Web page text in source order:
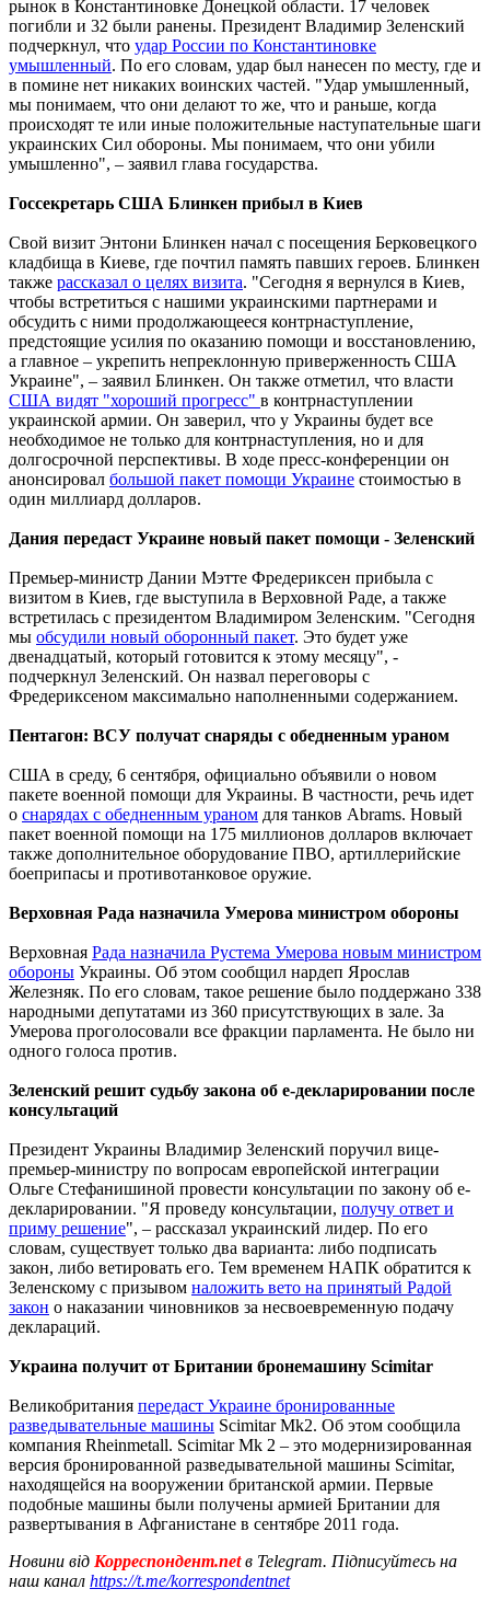
рынок в Константиновке Донецкой области. 17 человек
погибли и 32 были ранены. Президент Владимир Зеленский
подчеркнул, что удар России по Константиновке
умышленный. По его словам, удар был нанесен по месту, где и
в помине нет никаких воинских частей. "Удар умышленный,
мы понимаем, что они делают то же, что и раньше, когда
происходят те или иные положительные наступательные шаги
украинских Сил обороны. Мы понимаем, что они убили
умышленно", – заявил глава государства.
Госсекретарь США Блинкен прибыл в Киев
Свой визит Энтони Блинкен начал с посещения Берковецкого
кладбища в Киеве, где почтил память павших героев. Блинкен
также рассказал о целях визита. "Сегодня я вернулся в Киев,
чтобы встретиться с нашими украинскими партнерами и
обсудить с ними продолжающееся контрнаступление,
предстоящие усилия по оказанию помощи и восстановлению,
а главное – укрепить непреклонную приверженность США
Украине", – заявил Блинкен. Он также отметил, что власти
США видят "хороший прогресс" в контрнаступлении
украинской армии. Он заверил, что у Украины будет все
необходимое не только для контрнаступления, но и для
долгосрочной перспективы. В ходе пресс-конференции он
анонсировал большой пакет помощи Украине стоимостью в
один миллиард долларов.
Дания передаст Украине новый пакет помощи - Зеленский
Премьер-министр Дании Мэтте Фредериксен прибыла с
визитом в Киев, где выступила в Верховной Раде, а также
встретилась с президентом Владимиром Зеленским. "Сегодня
мы обсудили новый оборонный пакет. Это будет уже
двенадцатый, который готовится к этому месяцу", -
подчеркнул Зеленский. Он назвал переговоры с
Фредериксеном максимально наполненными содержанием.
Пентагон: ВСУ получат снаряды с обедненным ураном
США в среду, 6 сентября, официально объявили о новом
пакете военной помощи для Украины. В частности, речь идет
о снарядах с обедненным ураном для танков Abrams. Новый
пакет военной помощи на 175 миллионов долларов включает
также дополнительное оборудование ПВО, артиллерийские
боеприпасы и противотанковое оружие.
Верховная Рада назначила Умерова министром обороны
Верховная Рада назначила Рустема Умерова новым министром
обороны Украины. Об этом сообщил нардеп Ярослав
Железняк. По его словам, такое решение было поддержано 338
народными депутатами из 360 присутствующих в зале. За
Умерова проголосовали все фракции парламента. Не было ни
одного голоса против.
Зеленский решит судьбу закона об е-декларировании после
консультаций
Президент Украины Владимир Зеленский поручил вице-
премьер-министру по вопросам европейской интеграции
Ольге Стефанишиной провести консультации по закону об е-
декларировании. "Я проведу консультации, получу ответ и
приму решение", – рассказал украинский лидер. По его
словам, существует только два варианта: либо подписать
закон, либо ветировать его. Тем временем НАПК обратится к
Зеленскому с призывом наложить вето на принятый Радой
закон о наказании чиновников за несвоевременную подачу
деклараций.
Украина получит от Британии бронемашину Scimitar
Великобритания передаст Украине бронированные
разведывательные машины Scimitar Mk2. Об этом сообщила
компания Rheinmetall. Scimitar Mk 2 – это модернизированная
версия бронированной разведывательной машины Scimitar,
находящейся на вооружении британской армии. Первые
подобные машины были получены армией Британии для
развертывания в Афганистане в сентябре 2011 года.
Новини від Корреспондент.netв Telegram. Підписуйтесь на
наш канал https://t.me/korrespondentnet